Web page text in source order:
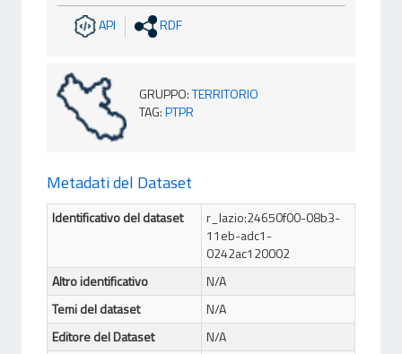
API RDF
GRUPPO:TERRITORIO
TAG:PTPR
Metadati del Dataset
Identificativo del dataset
r_lazio:24650f00-08b3-
11eb-adc1-
0242ac120002
Altro identificativo
N/A
Temi del dataset
N/A
Editore del Dataset
N/A